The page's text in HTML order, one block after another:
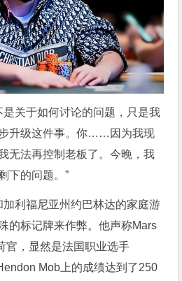
是关于如何讨论的问题，只是我
升级这件事。你……因为我现
无法再控制老板了。今晚，我
下的问题。”
利福尼亚州约巴林达的家庭游
的标记牌来作弊。他声称Mars
官，显然是法国职业选手
Mob上的成绩达到了250